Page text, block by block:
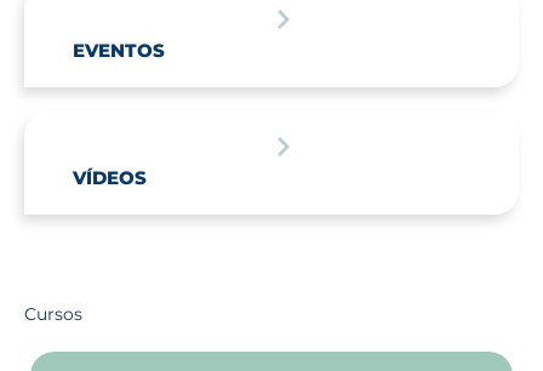
EVENTOS
VÍDEOS
Cursos